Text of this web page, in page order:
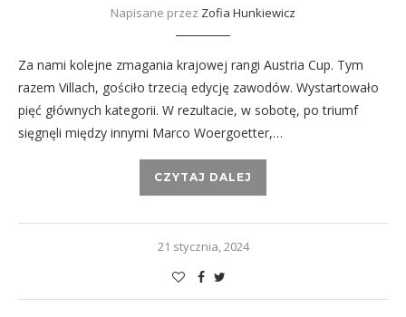
Napisane przez Zofia Hunkiewicz
Za nami kolejne zmagania krajowej rangi Austria Cup. Tym
razem Villach, gościło trzecią edycję zawodów. Wystartowało
pięć głównych kategorii. W rezultacie, w sobotę, po triumf
sięgnęli między innymi Marco Woergoetter,…
CZYTAJ DALEJ
21 stycznia, 2024